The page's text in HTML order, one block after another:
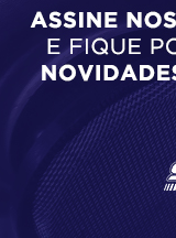
SALDÃO DA
CÂMBIO
BOTÃO LINHA